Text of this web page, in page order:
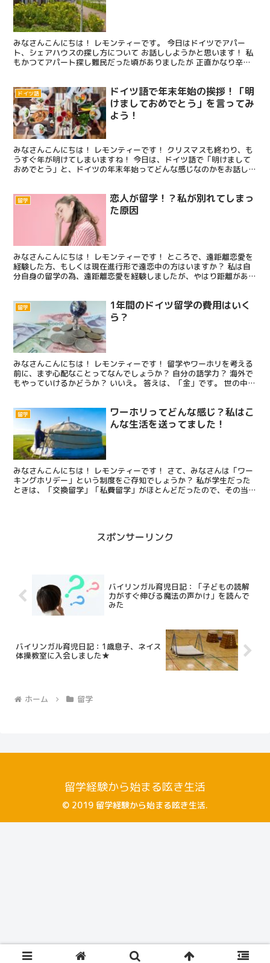
みなさんこんにちは！ レモンティーです。 今日はドイツでアパー
ト、シェアハウスの探し方について お話ししようかと思います！ 私
もかつてアパート探し難民だった頃がありましたが 正直かなり辛か
ドイツ語
ドイツ語で年末年始の挨拶！「明
けましておめでとう」を言ってみ
よう！
みなさんこんにちは！ レモンティーです！ クリスマスも終わり、も
うすぐ年が明けてしまいますね！ 今日は、ドイツ語で「明けまして
おめでとう」と、ドイツの年末年始ってどんな感じなのかをお話しし
留学
恋人が留学！？私が別れてしまっ
た原因
みなさんこんにちは！ レモンティーです！ ところで、遠距離恋愛を
経験した方、もしくは現在進行形で遠恋中の方はいますか？ 私は自
分自身の留学の為、遠距離恋愛を経験しましたが、やはり距離がある
留学
1年間のドイツ留学の費用はいく
ら？
みなさんこんにちは！ レモンティーです！ 留学やワーホリを考える
前に、まず心配なことってなんでしょうか？ 自分の語学力？ 海外で
もやっていけるかどうか？ いいえ。 答えは、「金」です。 世の中や
留学
ワーホリってどんな感じ？私はこ
んな生活を送ってました！
みなさんこんにちは！ レモンティーです！ さて、みなさんは「ワー
キングホリデー」という制度をご存知でしょうか？ 私が学生だった
ときは、「交換留学」「私費留学」がほとんどだったので、その当時
スポンサーリンク
バイリンガル育児日記：「子どもの読解
力がすぐ伸びる魔法の声かけ」を読んで
みた
バイリンガル育児日記：1歳息子、ネイス
体操教室に入会しました★
ホーム 留学
留学経験から始まる呟き生活
© 2019 留学経験から始まる呟き生活.